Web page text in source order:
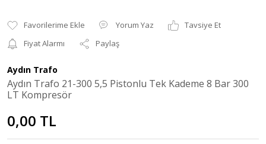
Yorum Yaz
Tavsiye Et
Fiyat Alarmı
Paylaş
Aydın Trafo
Aydın Trafo 21-300 5,5 Pistonlu Tek Kademe 8 Bar 300
LT Kompresör
0,00 TL